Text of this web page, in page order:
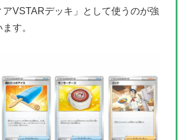
アVSTARデッキ」として使うのが強
す。